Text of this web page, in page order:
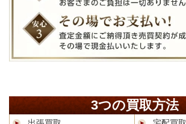
3つの買取方法